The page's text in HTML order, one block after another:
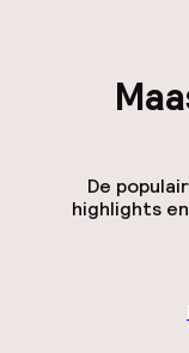
De
highlights